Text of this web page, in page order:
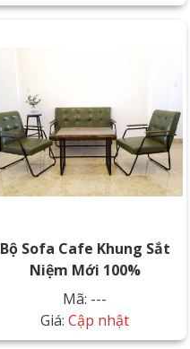
Bộ Sofa Cafe Khung Sắt
Niệm Mới 100%
Mã: ---
Giá:Cập nhật